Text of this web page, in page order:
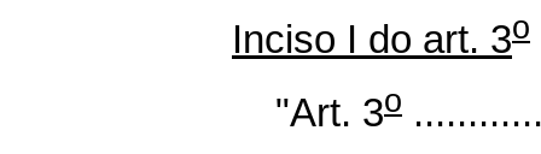
Inciso I do art. 3o
"Art. 3o